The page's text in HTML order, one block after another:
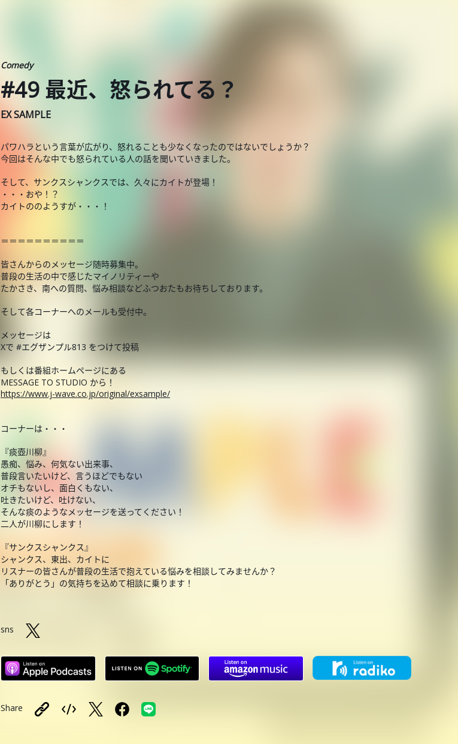
Comedy
#49 最近、怒られてる？
EX SAMPLE
パワハラという言葉が広がり、怒れることも少なくなったのではないでしょうか？
今回はそんな中でも怒られている人の話を聞いていきました。
そして、サンクスシャンクスでは、久々にカイトが登場！
・・・おや！？
カイトののようすが・・・！
＝＝＝＝＝＝＝＝＝＝
皆さんからのメッセージ随時募集中。
普段の生活の中で感じたマイノリティーや
たかさき、南への質問、悩み相談などふつおたもお待ちしております。
そして各コーナーへのメールも受付中。
メッセージは
Xで #エグザンプル813 をつけて投稿
もしくは番組ホームページにある
MESSAGE TO STUDIO から！
https://www.j-wave.co.jp/original/exsample/
コーナーは・・・
『痰壺川柳』
愚痴、悩み、何気ない出来事、
普段言いたいけど、言うほどでもない
オチもないし、面白くもない、
吐きたいけど、吐けない、
そんな痰のようなメッセージを送ってください！
二人が川柳にします！
『サンクスシャンクス』
シャンクス、東出、カイトに
リスナーの皆さんが普段の生活で抱えている悩みを相談してみませんか？
「ありがとう」の気持ちを込めて相談に乗ります！
sns
Share